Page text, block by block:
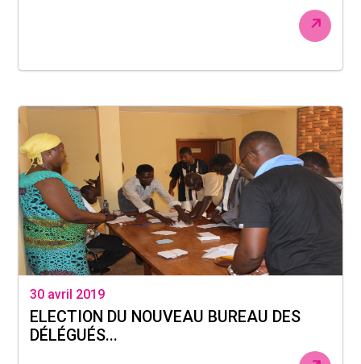
30 avril 2019
ELECTION DU NOUVEAU BUREAU DES
DÉLÉGUÉS...